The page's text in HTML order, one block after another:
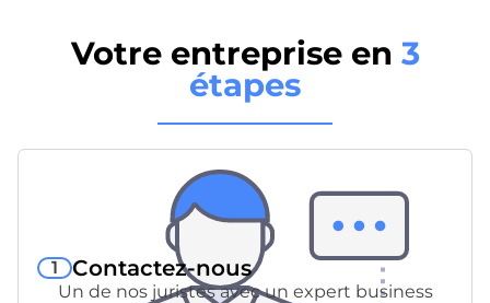
Votre entreprise en 3
étapes
1 Contactez-nous
Un de nos juristes avec un expert business